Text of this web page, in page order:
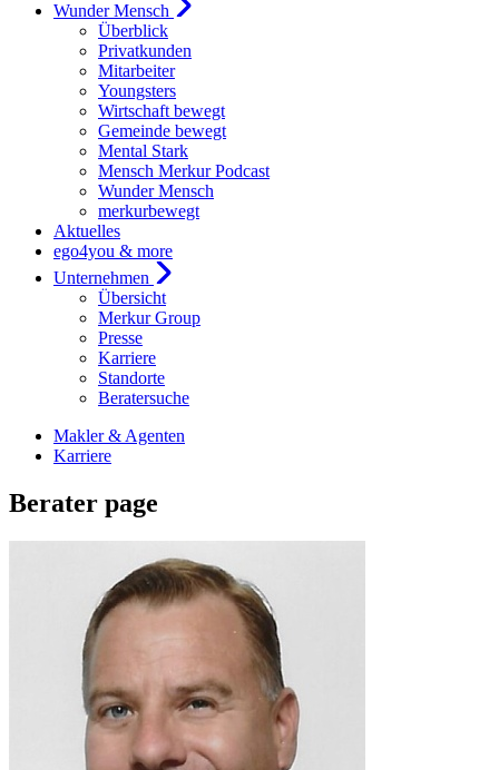
Wunder Mensch
Überblick
Privatkunden
Mitarbeiter
Youngsters
Wirtschaft bewegt
Gemeinde bewegt
Mental Stark
Mensch Merkur Podcast
Wunder Mensch
merkurbewegt
Aktuelles
ego4you & more
Unternehmen
Übersicht
Merkur Group
Presse
Karriere
Standorte
Beratersuche
Makler & Agenten
Karriere
Berater page